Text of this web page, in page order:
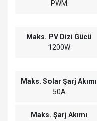
PWM
Maks. PV Dizi Gücü
1200W
Maks. Solar Şarj Akımı
50A
Maks. Şarj Akımı